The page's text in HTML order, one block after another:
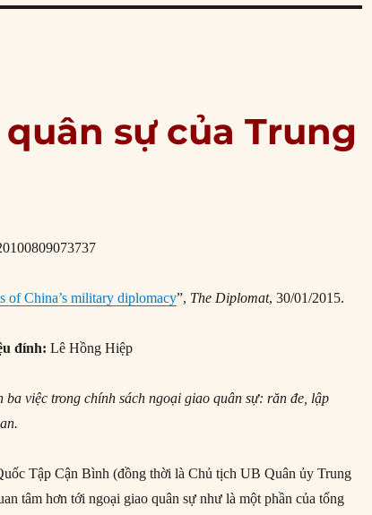
sự của Trung
of China’s military diplomacy”, The Diplomat, 30/01/2015.
đính: Lê Hồng Hiệp
ba việc trong chính sách ngoại giao quân sự: răn đe, lập
Tập Cận Bình (đồng thời là Chủ tịch UB Quân ủy Trung
tâm hơn tới ngoại giao quân sự như là một phần của tổng